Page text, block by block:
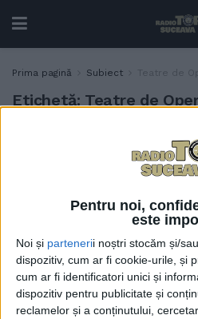
Pentru noi,
este
Noi și partenerii noștri stocăm și/
dispozitiv, cum ar fi cookie-urile, și
cum ar fi identificatori unici și
dispozitiv pentru publicitate și
reclamelor și a conținutului,
Prima pagină Subiect Teatre de
Etichetă: Teatre de
11